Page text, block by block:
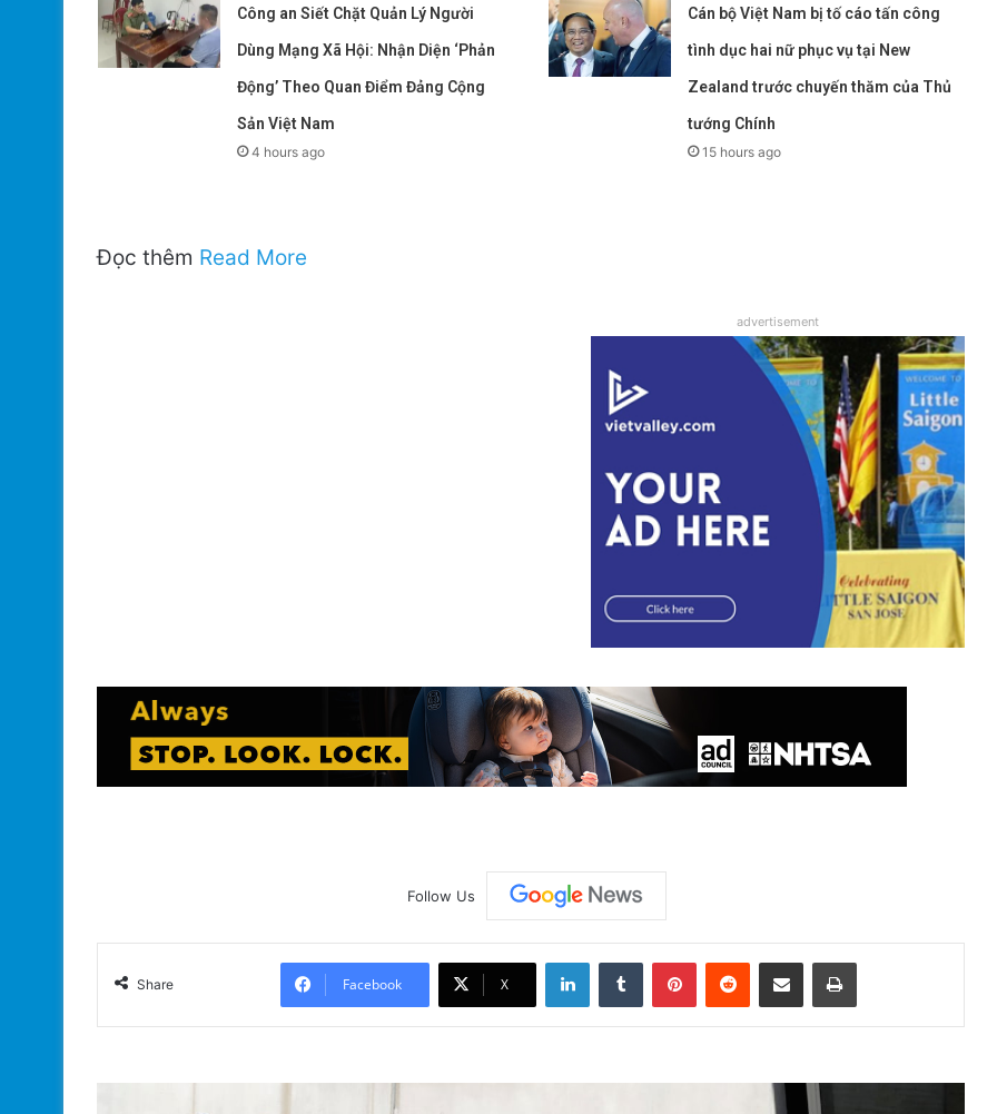
Công an Siết Chặt Quản Lý Người
Dùng Mạng Xã Hội: Nhận Diện ‘Phản
Động’ Theo Quan Điểm Đảng Cộng
Sản Việt Nam
4 hours ago
Cán bộ Việt Nam bị tố cáo tấn công
tình dục hai nữ phục vụ tại New
Zealand trước chuyến thăm của Thủ
tướng Chính
15 hours ago
Đọc thêm Read More
advertisement
Follow Us
Share Facebook X
LinkedInTumblr PinterestReddit Share via Email Print